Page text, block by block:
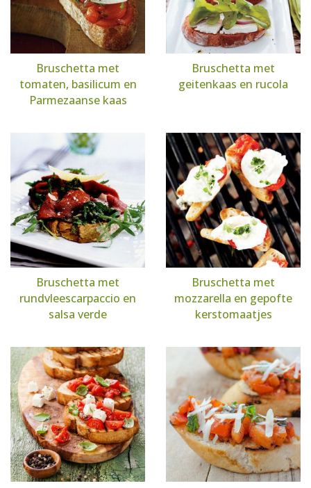
Bruschetta met
tomaten, basilicum en
Parmezaanse kaas
Bruschetta met
geitenkaas en rucola
Bruschetta met
rundvleescarpaccio en
salsa verde
Bruschetta met
mozzarella en gepofte
kerstomaatjes